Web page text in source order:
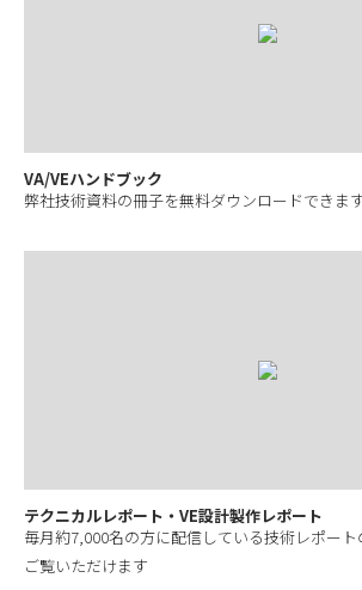
VA/VEハンドブック
弊社技術資料の冊子を無料ダウンロードできま
テクニカルレポート・VE設計製作レポート
毎月約7,000名の方に配信している技術レポー
ご覧いただけます